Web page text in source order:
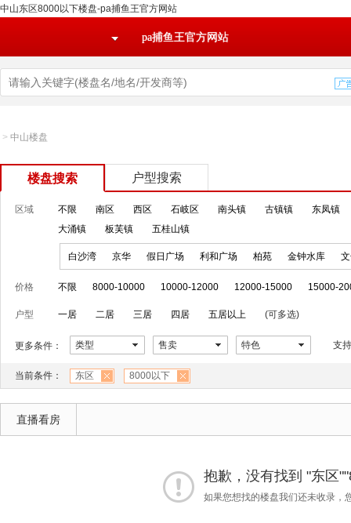
中山东区8000以下楼盘-pa捕鱼王官方网站
pa捕鱼王官方网站
> 中山楼盘
楼盘搜索 户型搜索
区域 不限 南区 西区 石岐区 南头镇 古镇镇
东凤镇
大涌镇
板芙镇 五桂山镇
白沙湾 京华 假日广场 利和广场 柏苑 金钟水库
价格 不限 8000-10000 10000-12000 12000-15000 15000-
户型 一居 二居 三居 四居 五居以上 (可多选)
更多条件： 类型 售卖 特色 支
当前条件： 东区 8000以下
直播看房
抱歉，没有找到 "东区
如果您想找的楼盘我们还未收录，